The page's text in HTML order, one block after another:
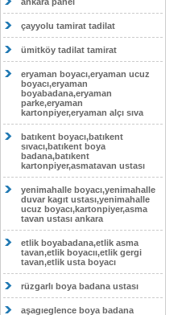
çayyolu tamirat tadilat
ümitköy tadilat tamirat
eryaman boyacı,eryaman ucuz
boyacı,eryaman
boyabadana,eryaman
parke,eryaman
kartonpiyer,eryaman alçı sıva
batıkent boyacı,batıkent
sıvacı,batıkent boya
badana,batıkent
kartonpiyer,asmatavan ustası
yenimahalle boyacı,yenimahalle
duvar kagıt ustası,yenimahalle
ucuz boyacı,kartonpiyer,asma
tavan ustası ankara
etlik boyabadana,etlik asma
tavan,etlik boyacıı,etlik gergi
tavan,etlik usta boyacı
rüzgarlı boya badana ustası
aşagıeglence boya badana